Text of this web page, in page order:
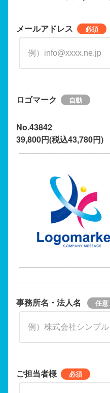
メールアドレス
ロゴマーク
No.43842
39,800円(税込43,780円)
事務所名・法人名
ご担当者様